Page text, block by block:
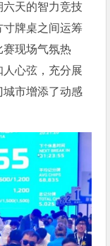
六天的智力竞技
寸牌桌之间运筹
赛现场气氛热
心弦，充分展
市增添了动感